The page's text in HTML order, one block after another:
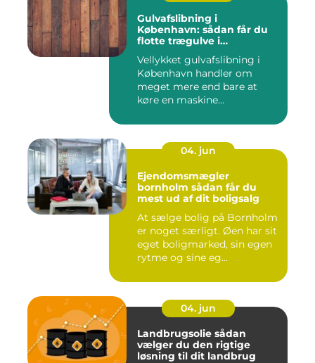
Gulvafslibning i
København: sådan får du
flotte trægulve i
Vellykket gulvafslibning i
København handler om
meget mere end bare at
køre en maskine...
04. jun
Ejendomsmægler
bornholm sådan får du
mest ud af dit boligsalg
At sælge bolig på Bornholm
er noget særligt. Øen har sit
eget boligmarked, sin egen
rytme og sine eg...
04. jun
Landbrugsolie sådan
vælger du den rigtige
løsning til dit landbrug